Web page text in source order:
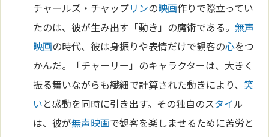
チャールズ・チャップリンの映画作りで際立ってい
たのは、彼が生み出す「動き」の魔術である。無声
映画の時代、彼は身振りや表情だけで観客の心をつ
かんだ。「チャーリー」のキャラクターは、大きく
振る舞いながらも繊細で計算された動きにより、笑
いと感動を同時に引き出す。その独自のスタイル
は、彼が無声映画で観客を楽しませるために苦労と